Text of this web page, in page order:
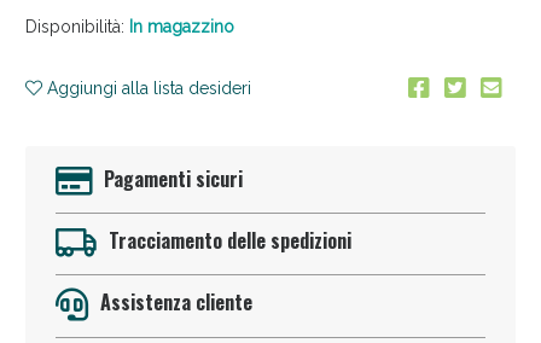
Disponibilità: In magazzino
Aggiungi alla lista desideri
Pagamenti sicuri
Tracciamento delle spedizioni
Assistenza cliente
Anticellulite e Fanghi: Sconto fino al 40% valido
oggi!